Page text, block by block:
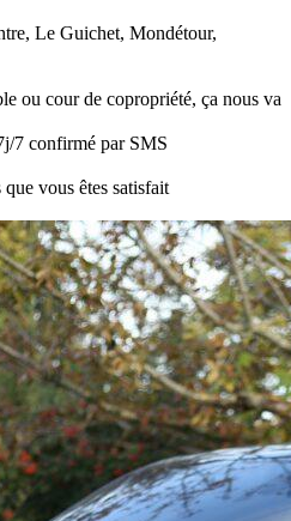
Le Guichet, Mondétour,
ou cour de copropriété, ça nous va
7 confirmé par SMS
vous êtes satisfait